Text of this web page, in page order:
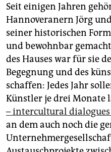
Seit einigen Jahren
Hannoveranern Jörg
seiner historischen
und bewohnbar
des Hauses war für sie
Begegnung und des
schaffen: Jedes Jahr
Künstler je drei Monate
– intercultural
an dem auch noch die